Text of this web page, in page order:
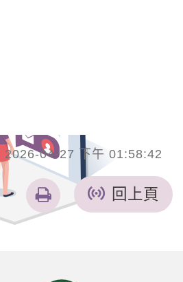
2026-04-27 下午 01:58:42
友
善
回上頁